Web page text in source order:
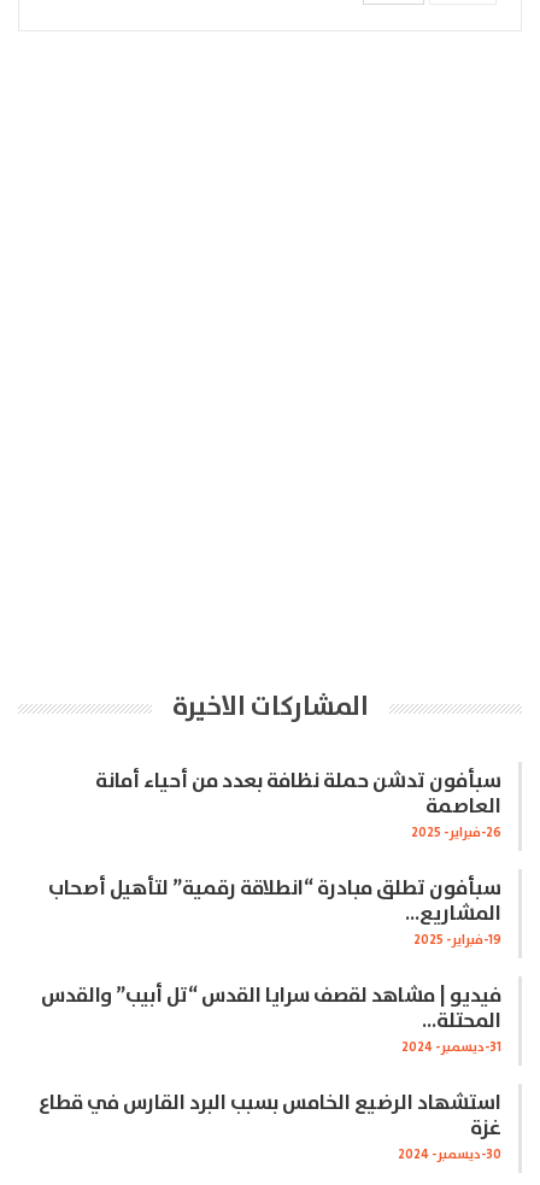
المشاركات الاخيرة
سبأفون تدشن حملة نظافة بعدد من أحياء أمانة
العاصمة
26-فبراير- 2025
سبأفون تطلق مبادرة “انطلاقة رقمية” لتأهيل أصحاب
المشاريع…
19-فبراير- 2025
فيديو | مشاهد لقصف سرايا القدس “تل أبيب” والقدس
المحتلة…
31-ديسمبر- 2024
استشهاد الرضيع الخامس بسبب البرد القارس في قطاع
غزة
30-ديسمبر- 2024